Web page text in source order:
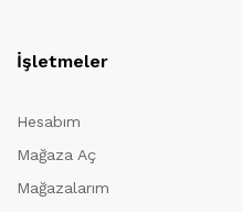
İşletmeler
Hesabım
Mağaza Aç
Mağazalarım